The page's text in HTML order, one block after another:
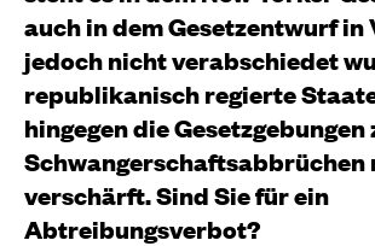
auch in dem Gesetzentwurf
jedoch nicht verabschiedet
republikanisch regierte
hingegen die Gesetzgebungen
Schwangerschaftsabbrüchen
verschärft. Sind Sie für ein
Abtreibungsverbot?